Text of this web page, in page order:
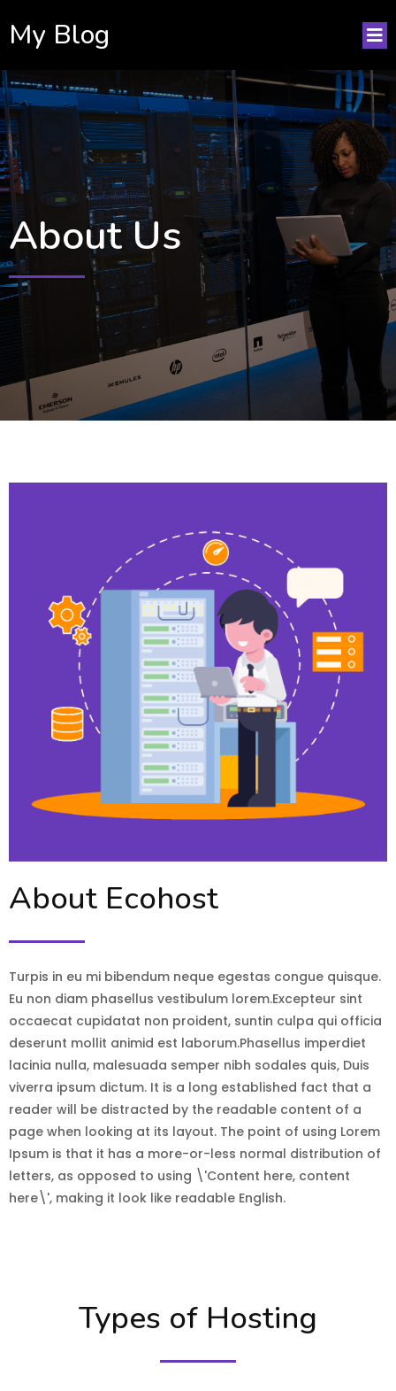
My Blog
About Us
About Ecohost
Turpis in eu mi bibendum neque egestas congue quisque.
Eu non diam phasellus vestibulum lorem.Excepteur sint
occaecat cupidatat non proident, suntin culpa qui officia
deserunt mollit animid est laborum.Phasellus imperdiet
lacinia nulla, malesuada semper nibh sodales quis, Duis
viverra ipsum dictum. It is a long established fact that a
reader will be distracted by the readable content of a
page when looking at its layout. The point of using Lorem
Ipsum is that it has a more-or-less normal distribution of
letters, as opposed to using \'Content here, content
here\', making it look like readable English.
Types of Hosting